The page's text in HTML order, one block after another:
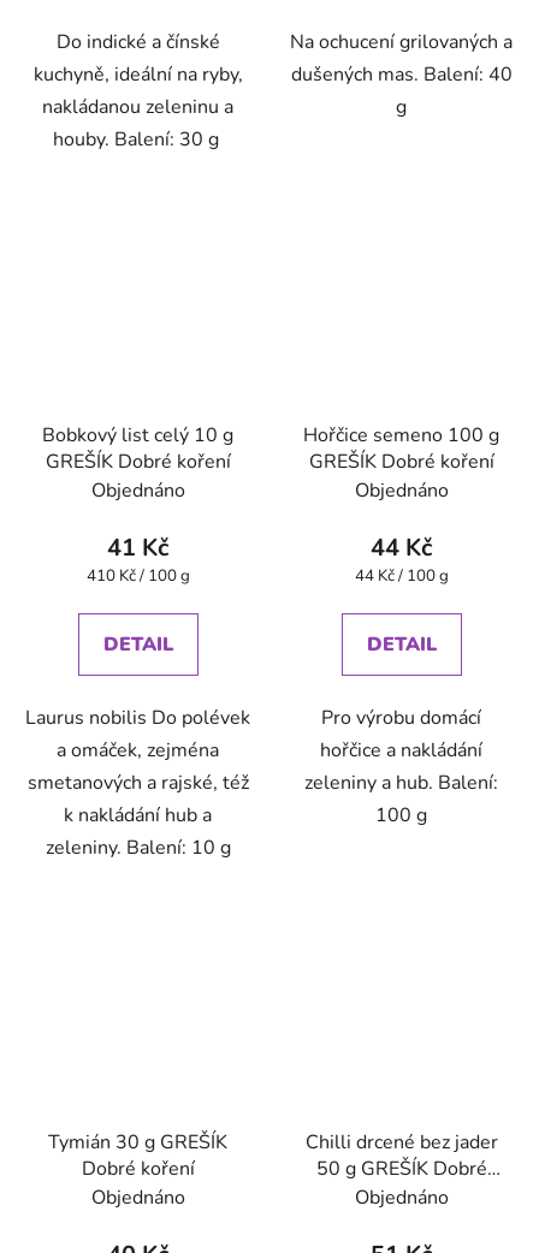
Do indické a čínské
kuchyně, ideální na ryby,
nakládanou zeleninu a
houby. Balení: 30 g
Na ochucení grilovaných a
dušených mas. Balení: 40
g
Bobkový list celý 10 g
GREŠÍK Dobré koření
Objednáno
41 Kč
Měrná
410 Kč / 100 g
DETAIL
Laurus nobilis Do polévek
a omáček, zejména
smetanových a rajské, též
k nakládání hub a
zeleniny. Balení: 10 g
Hořčice semeno 100 g
GREŠÍK Dobré koření
Objednáno
44 Kč
Měrná
44 Kč / 100 g
DETAIL
Pro výrobu domácí
hořčice a nakládání
zeleniny a hub. Balení:
100 g
Tymián 30 g GREŠÍK
Dobré koření
Objednáno
Chilli drcené bez jader
50 g GREŠÍK Dobré
koření
Objednáno